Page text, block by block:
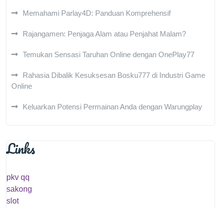
Memahami Parlay4D: Panduan Komprehensif
Rajangamen: Penjaga Alam atau Penjahat Malam?
Temukan Sensasi Taruhan Online dengan OnePlay77
Rahasia Dibalik Kesuksesan Bosku777 di Industri Game
Online
Keluarkan Potensi Permainan Anda dengan Warungplay
Links
pkv qq
sakong
slot